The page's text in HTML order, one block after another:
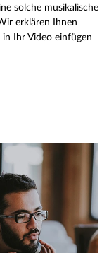
solche musikalische
erklären Ihnen
Ihr Video einfügen